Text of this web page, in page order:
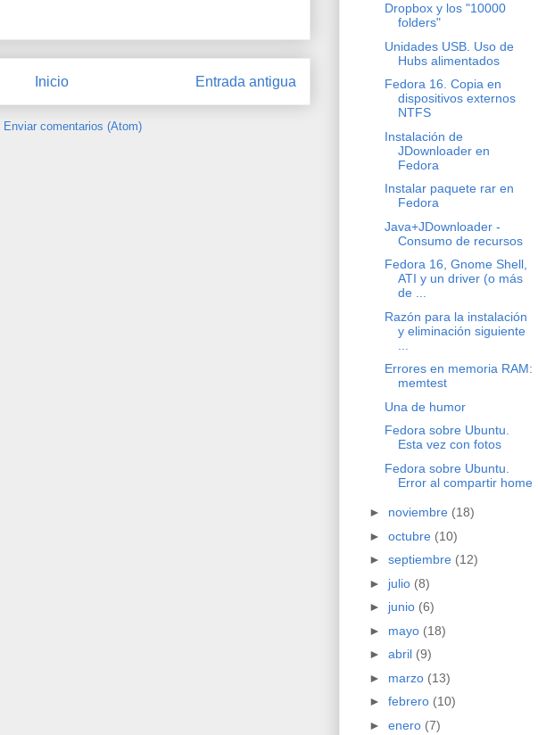
Entrada antigua
Inicio
Enviar comentarios (Atom)
Dropbox y los "10000
folders"
Unidades USB. Uso de
Hubs alimentados
Fedora 16. Copia en
dispositivos externos
NTFS
Instalación de
JDownloader en
Fedora
Instalar paquete rar en
Fedora
Java+JDownloader -
Consumo de recursos
Fedora 16, Gnome Shell,
ATI y un driver (o más
de ...
Razón para la instalación
y eliminación siguiente
Errores en memoria RAM:
memtest
Una de humor
Fedora sobre Ubuntu.
Esta vez con fotos
Fedora sobre Ubuntu.
Error al compartir home
► noviembre (18)
► octubre (10)
► septiembre (12)
► julio (8)
► junio (6)
► mayo (18)
► abril (9)
► marzo (13)
► febrero (10)
► enero (7)